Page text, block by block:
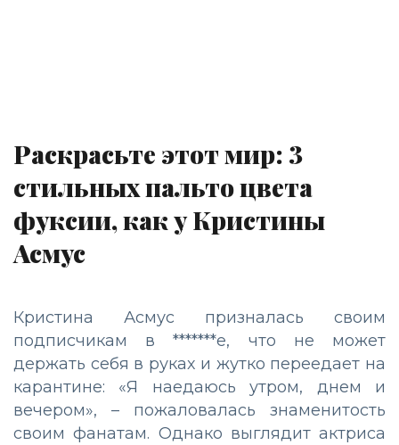
Раскрасьте этот мир: 3
стильных пальто цвета
фуксии, как у Кристины
Асмус
Кристина Асмус призналась своим
подписчикам в *******е, что не может
держать себя в руках и жутко переедает на
карантине: «Я наедаюсь утром, днем и
вечером», – пожаловалась знаменитость
своим фанатам. Однако выглядит актриса